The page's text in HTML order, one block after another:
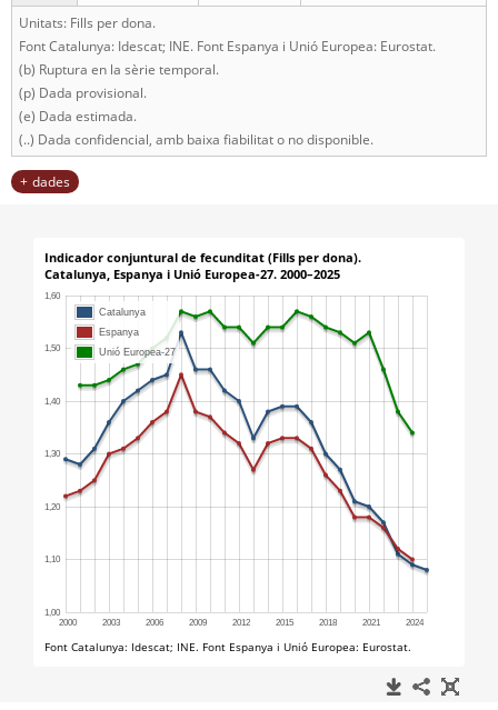
Unitats: Fills per dona.
Font Catalunya: Idescat; INE. Font Espanya i Unió Europea: Eurostat.
(b) Ruptura en la sèrie temporal.
(p) Dada provisional.
(e) Dada estimada.
(..) Dada confidencial, amb baixa fiabilitat o no disponible.
dades